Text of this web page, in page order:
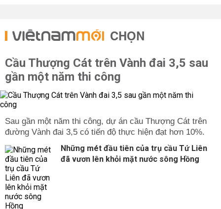
CHỌN
Cầu Thượng Cát trên Vành đai 3,5 sau
gần một năm thi công
Sau gần một năm thi công, dự án cầu Thượng Cát trên
đường Vành đai 3,5 có tiến độ thực hiện đạt hơn 10%.
Những mét đầu tiên của trụ cầu Tứ Liên
đã vươn lên khỏi mặt nước sông Hồng